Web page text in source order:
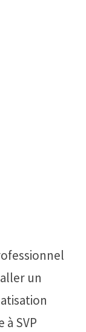
un
à SVP